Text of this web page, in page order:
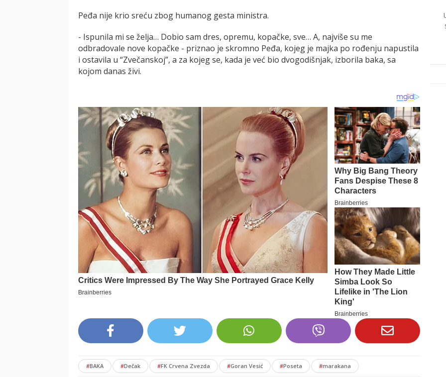
Peđa nije krio sreću zbog humanog gesta ministra.
- Ispunila mi se želja… Dobio sam dres, opremu, kopačke, sve… A, najviše su me
odbradovale nove kopačke - priznao je skromno Peđa, kojeg je majka po rođenju napustila
i ostavila u “Zvečanskoj”, a za kojeg se, kada je već bio dvogodišnjak, izborila baka, sa
kojom danas živi.
#BAKA #Dečak #FK Crvena Zvezda #Goran Vesić #Poseta #marakana